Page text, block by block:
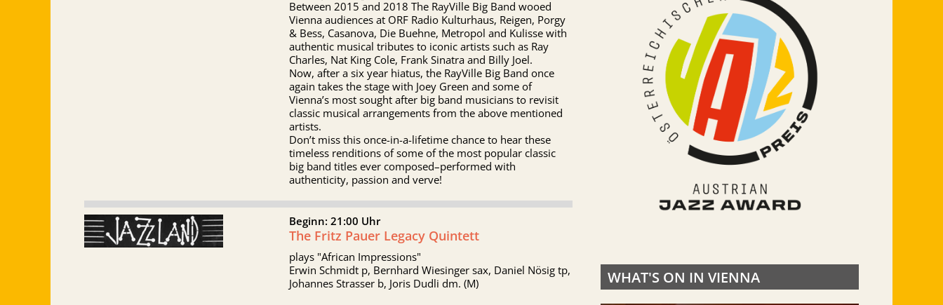
Between 2015 and 2018 The RayVille Big Band wooed
Vienna audiences at ORF Radio Kulturhaus, Reigen, Porgy
& Bess, Casanova, Die Buehne, Metropol and Kulisse with
authentic musical tributes to iconic artists such as Ray
Charles, Nat King Cole, Frank Sinatra and Billy Joel.
Now, after a six year hiatus, the RayVille Big Band once
again takes the stage with Joey Green and some of
Vienna’s most sought after big band musicians to revisit
classic musical arrangements from the above mentioned
artists.
Don’t miss this once-in-a-lifetime chance to hear these
timeless renditions of some of the most popular classic
big band titles ever composed–performed with
authenticity, passion and verve!
Beginn: 21:00 Uhr
The Fritz Pauer Legacy Quintett
plays "African Impressions"
Erwin Schmidt p, Bernhard Wiesinger sax, Daniel Nösig tp,
Johannes Strasser b, Joris Dudli dm. (M)
WHAT'S ON IN VIENNA